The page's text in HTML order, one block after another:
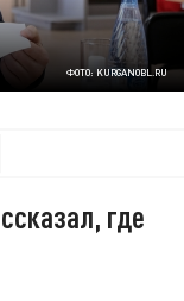
ФОТО: KURGANOBL.RU
где